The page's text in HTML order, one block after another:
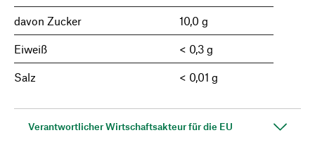
davon Zucker 10,0 g
Eiweiß < 0,3 g
Salz < 0,01 g
Verantwortlicher Wirtschaftsakteur für die EU